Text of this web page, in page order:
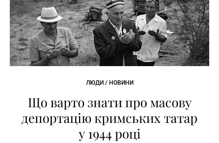
ЛЮДИ / НОВИНИ
Що варто знати про масову
депортацію кримських татар
у 1944 році